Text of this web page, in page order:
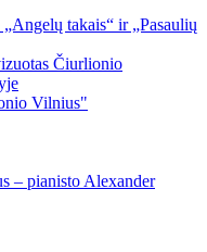
takais“ ir „Pasaulių
Čiurlionio
Vilnius"
– pianisto Alexander